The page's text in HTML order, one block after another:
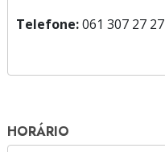
Telefone:061 307 27 27
HORÁRIO